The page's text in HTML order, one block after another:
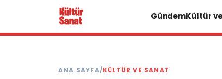
GündemKültür
ANA SAYFA/KÜLTÜR VE SANAT